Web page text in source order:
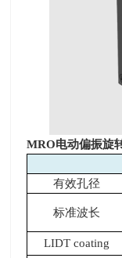
MRO电动偏振旋
有效孔径
标准波长
LIDT coating